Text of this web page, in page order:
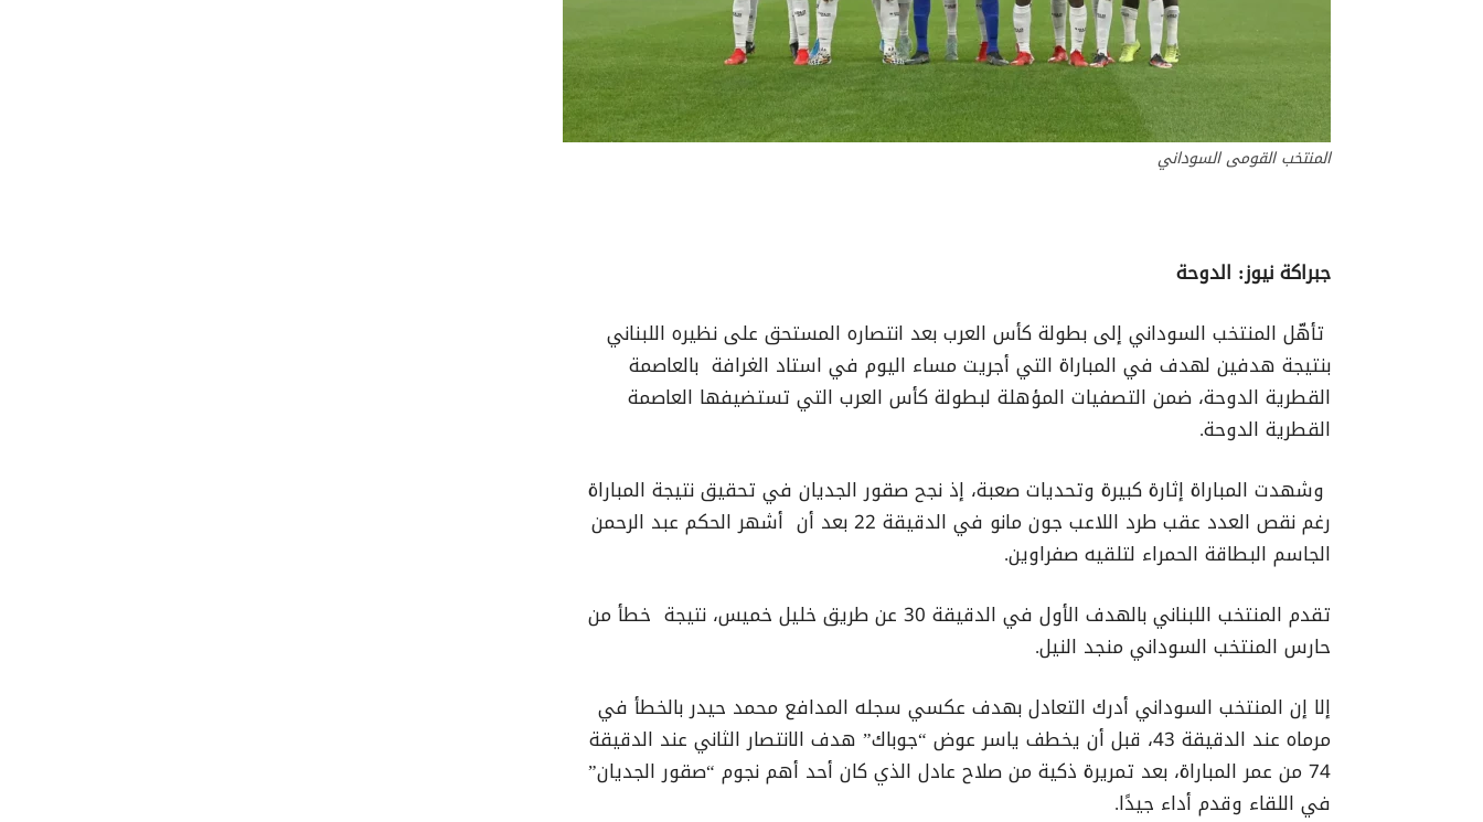
المنتخب القومى السوداني
جبراكة نيوز: الدوحة
تأهّل المنتخب السوداني إلى بطولة كأس العرب بعد انتصاره المستحق على نظيره اللبناني
بنتيجة هدفين لهدف في المباراة التي أجريت مساء اليوم في استاد الغرافة بالعاصمة
القطرية الدوحة، ضمن التصفيات المؤهلة لبطولة كأس العرب التي تستضيفها العاصمة
القطرية الدوحة.
وشهدت المباراة إثارة كبيرة وتحديات صعبة، إذ نجح صقور الجديان في تحقيق نتيجة المباراة
رغم نقص العدد عقب طرد اللاعب جون مانو في الدقيقة 22 بعد أن أشهر الحكم عبد الرحمن
الجاسم البطاقة الحمراء لتلقيه صفراوين.
تقدم المنتخب اللبناني بالهدف الأول في الدقيقة 30 عن طريق خليل خميس، نتيجة خطأ من
حارس المنتخب السوداني منجد النيل.
إلا إن المنتخب السوداني أدرك التعادل بهدف عكسي سجله المدافع محمد حيدر بالخطأ في
مرماه عند الدقيقة 43، قبل أن يخطف ياسر عوض “جوباك” هدف الانتصار الثاني عند الدقيقة
74 من عمر المباراة، بعد تمريرة ذكية من صلاح عادل الذي كان أحد أهم نجوم “صقور الجديان”
في اللقاء وقدم أداء جيدًا.